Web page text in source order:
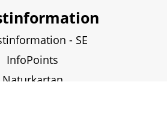
- SE
InfoPoints
Naturkartan